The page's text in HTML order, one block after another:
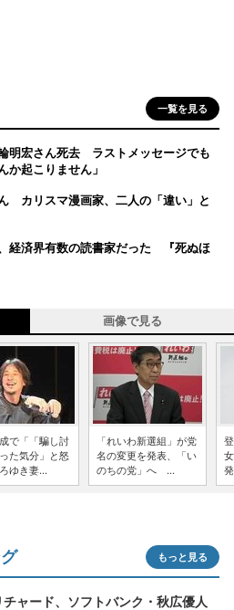
一覧を見る
明宏さん死去 ラストメッセージでも
起こりません」
カリスマ漫画家、二人の「違い」と
経済界有数の読書家だった 『死ぬほ
画像で見る
で「「騙し討
た気分」と怒
ゆき妻...
「れいわ新選組」が党
名の変更を発表、「い
のちの党」へ ...
もっと見る
ャード、ソフトバンク・秋広優人